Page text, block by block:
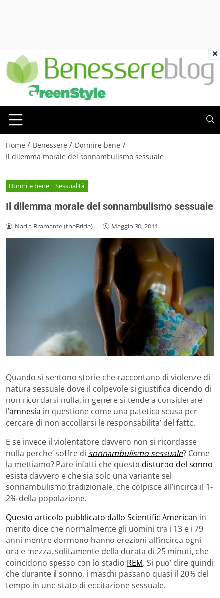
Home / Benessere / Dormire bene /
Il dilemma morale del sonnambulismo sessuale
Dormire bene Sessualità
Il dilemma morale del sonnambulismo sessuale
Nadia Bramante (theBride) - Maggio 30, 2011
Quando si sentono storie che raccontano di violenze di
natura sessuale dove il colpevole si giustifica dicendo di
non ricordarsi nulla, in genere si tende a considerare
l’amnesia in questione come una patetica scusa per
cercare di non accollarsi le responsabilita’ del fatto.
E se invece il violentatore davvero non si ricordasse
nulla perche’ soffre di sonnambulismo sessuale? Come
la mettiamo? Pare infatti che questo disturbo del sonno
esista davvero e che sia solo una variante sel
sonnambulismo tradizionale, che colpisce all’incirca il 1-
2% della popolazione.
Questo articolo pubblicato dallo Scientific American in
merito dice che normalmente gli uomini tra i 13 e i 79
anni mentre dormono hanno erezioni all’incirca ogni
ora e mezza, solitamente della durata di 25 minuti, che
coincidono spesso con lo stadio REM. Si puo’ dire quindi
che durante il sonno, i maschi passano quasi il 20% del
tempo in uno stato di eccitazione sessuale.
×